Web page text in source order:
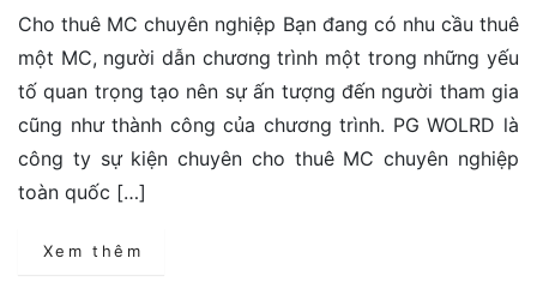
Cho thuê MC chuyên nghiệp Bạn đang có nhu cầu thuê
một MC, người dẫn chương trình một trong những yếu
tố quan trọng tạo nên sự ấn tượng đến người tham gia
cũng như thành công của chương trình. PG WOLRD là
công ty sự kiện chuyên cho thuê MC chuyên nghiệp
toàn quốc […]
Xem thêm